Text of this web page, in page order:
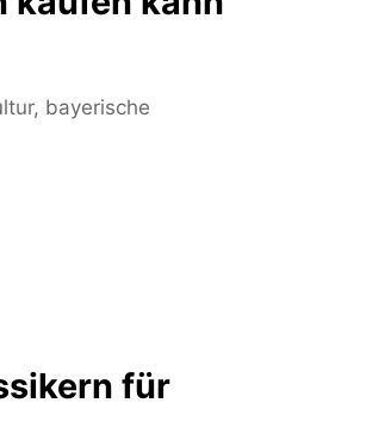
bayerische
für